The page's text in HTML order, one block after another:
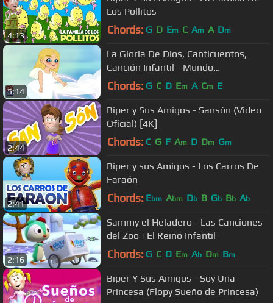
4:13
Los Pollitos
Chords: G D Em C Am A Dm
5:14
La Gloria De Dios, Canticuentos,
Canción Infantil - Mundo
Canticuentos
Chords: G C D Em A Cm E
2:44
Biper y Sus Amigos - Sansón (Video
Oficial) [4K]
Chords: C G F Am D Dm Gm
2:41
Biper y sus Amigos - Los Carros De
Faraón
Chords: Ebm Abm Db B Gb Bb Ab
2:16
Sammy el Heladero - Las Canciones
del Zoo | El Reino Infantil
Chords: G C D Em Ab Dm Bm
Biper Y Sus Amigos - Soy Una
Princesa (Flopy Sueño de Princesa)